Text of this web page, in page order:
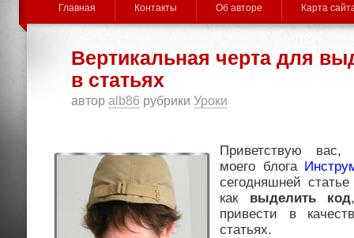
Главная Контакты Об авторе Карта
Вертикальная черта для
в статьях
автор alb86 рубрики Уроки
Приветствую вас,
моего блога
сегодняшней
как выделить код
привести в
статьях.